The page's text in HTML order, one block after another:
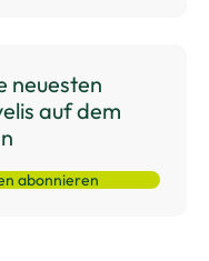
neuesten
auf dem
abonnieren